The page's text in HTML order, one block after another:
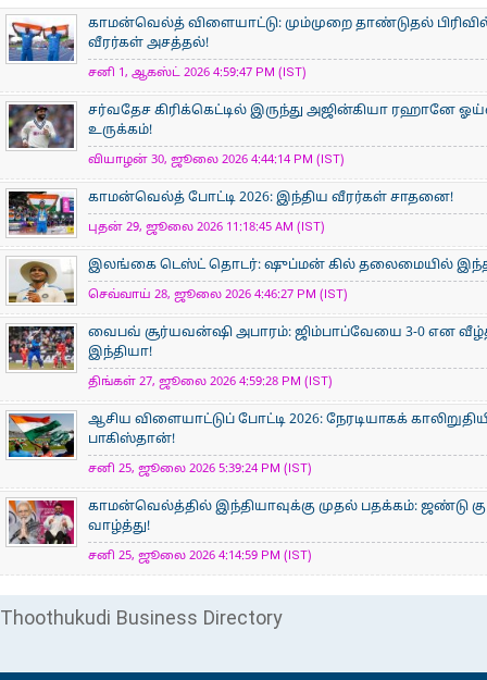
காமன்வெல்த் விளையாட்டு: மும்முறை தாண்டுதல்
வீரர்கள் அசத்தல்!
சனி 1, ஆகஸ்ட் 2026 4:59:47 PM (IST)
சர்வதேச கிரிக்கெட்டில் இருந்து அஜின்கியா ரஹானே
உருக்கம்!
வியாழன் 30, ஜூலை 2026 4:44:14 PM (IST)
காமன்வெல்த் போட்டி 2026: இந்திய வீரர்கள் சாதனை!
புதன் 29, ஜூலை 2026 11:18:45 AM (IST)
இலங்கை டெஸ்ட் தொடர்: ஷுப்மன் கில் தலைமையில் இந்திய
செவ்வாய் 28, ஜூலை 2026 4:46:27 PM (IST)
வைபவ் சூர்யவன்ஷி அபாரம்: ஜிம்பாப்வேயை 3-0 என
இந்தியா!
திங்கள் 27, ஜூலை 2026 4:59:28 PM (IST)
ஆசிய விளையாட்டுப் போட்டி 2026: நேரடியாகக்
பாகிஸ்தான்!
சனி 25, ஜூலை 2026 5:39:24 PM (IST)
காமன்வெல்த்தில் இந்தியாவுக்கு முதல் பதக்கம்: ஜண்டு
வாழ்த்து!
சனி 25, ஜூலை 2026 4:14:59 PM (IST)
Thoothukudi Business Directory